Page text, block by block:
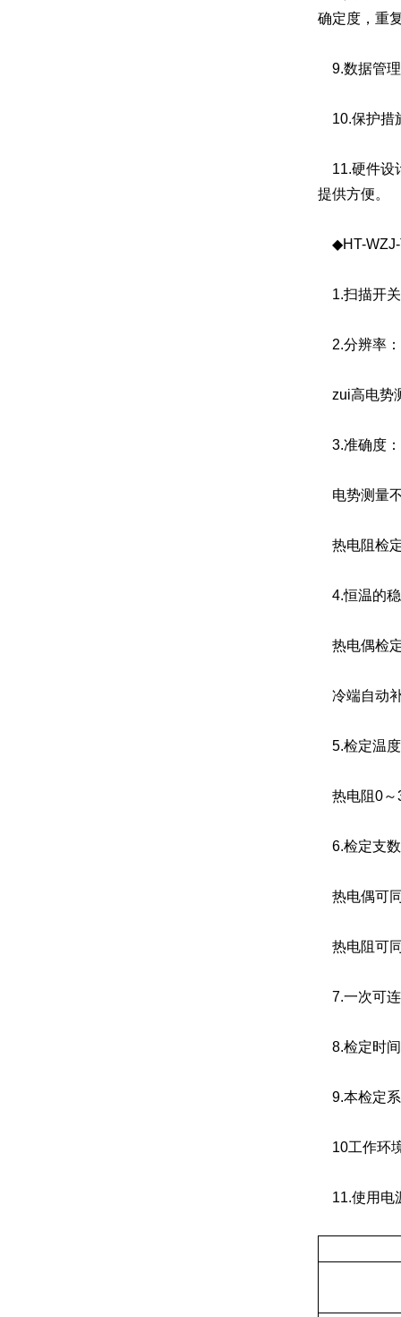
确定度，重
9.数据管理
10.保护措
11.硬件设
提供方便。
◆HT-WZJ-
1.扫描开
2.分辨率：
zui高电势
3.准确度：
电势测量
热电阻检
4.恒温的
热电偶检
冷端自动
5.检定温
热电阻0～
6.检定支
热电偶可
热电阻可
7.一次可连
8.检定时间
9.本检定系
10工作环
11.使用电